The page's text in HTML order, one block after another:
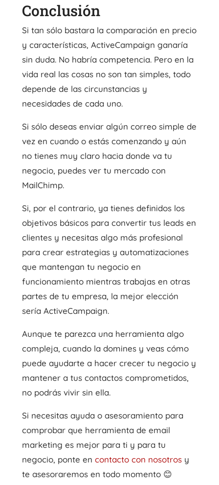
Conclusión
Si tan sólo bastara la comparación en precio
y características, ActiveCampaign ganaría
sin duda. No habría competencia. Pero en la
vida real las cosas no son tan simples, todo
depende de las circunstancias y
necesidades de cada uno.
Si sólo deseas enviar algún correo simple de
vez en cuando o estás comenzando y aún
no tienes muy claro hacia donde va tu
negocio, puedes ver tu mercado con
MailChimp.
Si, por el contrario, ya tienes definidos los
objetivos básicos para convertir tus leads en
clientes y necesitas algo más profesional
para crear estrategias y automatizaciones
que mantengan tu negocio en
funcionamiento mientras trabajas en otras
partes de tu empresa, la mejor elección
sería ActiveCampaign.
Aunque te parezca una herramienta algo
compleja, cuando la domines y veas cómo
puede ayudarte a hacer crecer tu negocio y
mantener a tus contactos comprometidos,
no podrás vivir sin ella.
Si necesitas ayuda o asesoramiento para
comprobar que herramienta de email
marketing es mejor para ti y para tu
negocio, ponte en contacto con nosotrosy
te asesoraremos en todo momento 😊